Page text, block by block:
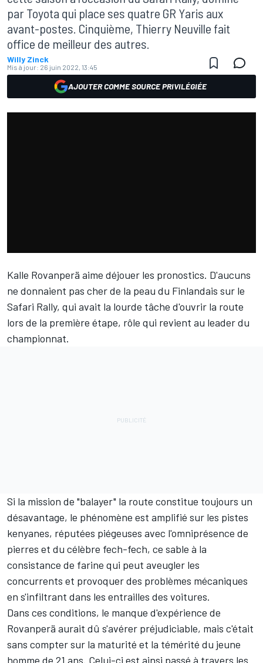
par Toyota qui place ses quatre GR Yaris aux
avant-postes. Cinquième, Thierry Neuville fait
office de meilleur des autres.
Willy Zinck
Mis à jour: 26 juin 2022, 13:45
AJOUTER COMME SOURCE PRIVILÉGIÉE
Kalle Rovanperä aime déjouer les pronostics. D'aucuns
ne donnaient pas cher de la peau du Finlandais sur le
Safari Rally, qui avait la lourde tâche d'ouvrir la route
lors de la première étape, rôle qui revient au leader du
championnat.
Si la mission de "balayer" la route constitue toujours un
désavantage, le phénomène est amplifié sur les pistes
kenyanes, réputées piégeuses avec l'omniprésence de
pierres et du célèbre fech-fech, ce sable à la
consistance de farine qui peut aveugler les
concurrents et provoquer des problèmes mécaniques
en s'infiltrant dans les entrailles des voitures.
Dans ces conditions, le manque d'expérience de
Rovanperä aurait dû s'avérer préjudiciable, mais c'était
sans compter sur la maturité et la témérité du jeune
homme de 21 ans. Celui-ci est ainsi passé à travers les